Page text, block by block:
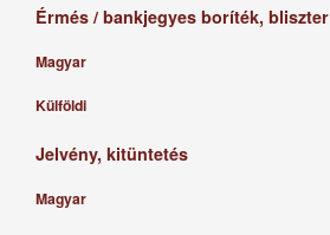
Érmés / bankjegyes boríték, bliszter
Magyar
Külföldi
Jelvény, kitüntetés
Magyar